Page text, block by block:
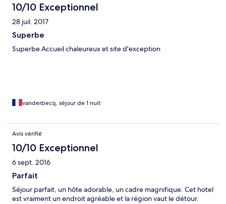
10/10 Exceptionnel
28 juil. 2017
Superbe
Superbe Accueil chaleureux et site d'exception
vanderbecq, séjour de 1 nuit
Avis vérifié
10/10 Exceptionnel
6 sept. 2016
Parfait
Séjour parfait, un hôte adorable, un cadre magnifique. Cet hotel
est vraiment un endroit agréable et la région vaut le détour.